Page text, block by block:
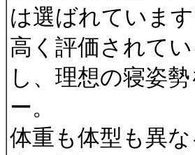
は選ばれています
高く評価されて
し、理想の寝姿
ー。
体重も体型も異